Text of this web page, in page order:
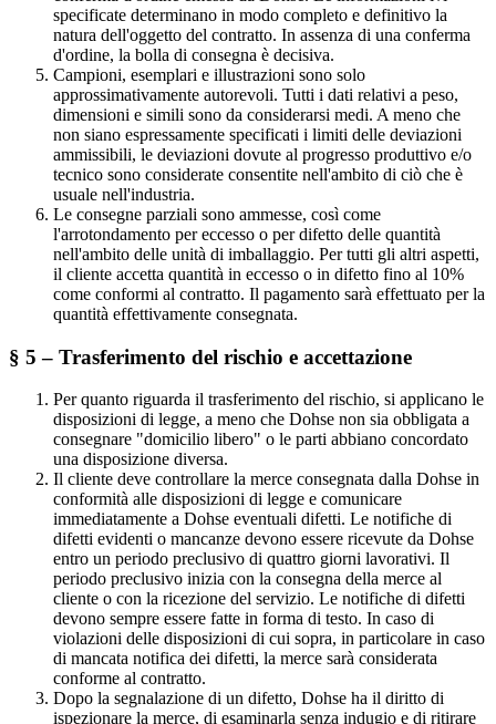
specificate determinano in modo completo e definitivo la
natura dell'oggetto del contratto. In assenza di una conferma
d'ordine, la bolla di consegna è decisiva.
Campioni, esemplari e illustrazioni sono solo
approssimativamente autorevoli. Tutti i dati relativi a peso,
dimensioni e simili sono da considerarsi medi. A meno che
non siano espressamente specificati i limiti delle deviazioni
ammissibili, le deviazioni dovute al progresso produttivo e/o
tecnico sono considerate consentite nell'ambito di ciò che è
usuale nell'industria.
Le consegne parziali sono ammesse, così come
l'arrotondamento per eccesso o per difetto delle quantità
nell'ambito delle unità di imballaggio. Per tutti gli altri aspetti,
il cliente accetta quantità in eccesso o in difetto fino al 10%
come conformi al contratto. Il pagamento sarà effettuato per la
quantità effettivamente consegnata.
§ 5 – Trasferimento del rischio e accettazione
Per quanto riguarda il trasferimento del rischio, si applicano le
disposizioni di legge, a meno che Dohse non sia obbligata a
consegnare "domicilio libero" o le parti abbiano concordato
una disposizione diversa.
Il cliente deve controllare la merce consegnata dalla Dohse in
conformità alle disposizioni di legge e comunicare
immediatamente a Dohse eventuali difetti. Le notifiche di
difetti evidenti o mancanze devono essere ricevute da Dohse
entro un periodo preclusivo di quattro giorni lavorativi. Il
periodo preclusivo inizia con la consegna della merce al
cliente o con la ricezione del servizio. Le notifiche di difetti
devono sempre essere fatte in forma di testo. In caso di
violazioni delle disposizioni di cui sopra, in particolare in caso
di mancata notifica dei difetti, la merce sarà considerata
conforme al contratto.
Dopo la segnalazione di un difetto, Dohse ha il diritto di
ispezionare la merce, di esaminarla senza indugio e di ritirare